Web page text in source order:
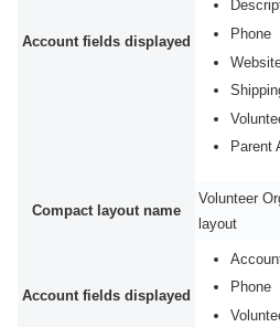
Account fields displayed
Phone
Parent
Compact layout name
Volunteer
layout
Account fields displayed
Phone